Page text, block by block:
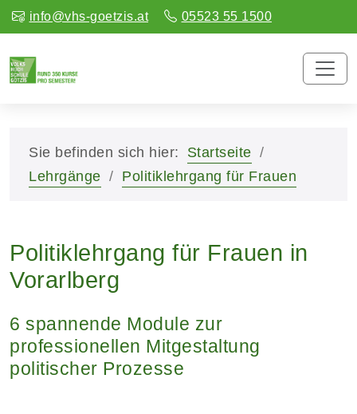
info@vhs-goetzis.at 05523 55 1500
Sie befinden sich hier:
Startseite
Lehrgänge
Politiklehrgang für Frauen
Politiklehrgang für Frauen in
Vorarlberg
6 spannende Module zur
professionellen Mitgestaltung
politischer Prozesse